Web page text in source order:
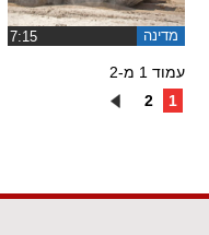
מדינה
עמוד 1 מ-2
1
2